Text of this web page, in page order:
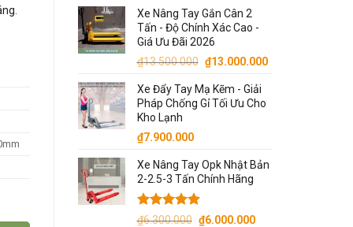
Xe Nâng Tay Gắn Cân 2
Tấn - Độ Chính Xác Cao -
Giá Ưu Đãi 2026
₫13.500.000 Giá
là:
₫13.500.000.
₫13.000.000Giá
Xe Đẩy Tay Mạ Kẽm - Giải
Pháp Chống Gỉ Tối Ưu Cho
Kho Lạnh
₫7.900.000
Xe Nâng Tay Opk Nhật Bản
2-2.5-3 Tấn Chính Hãng
Được xếp
₫6.300.000 Giá
₫6.000.000Giá